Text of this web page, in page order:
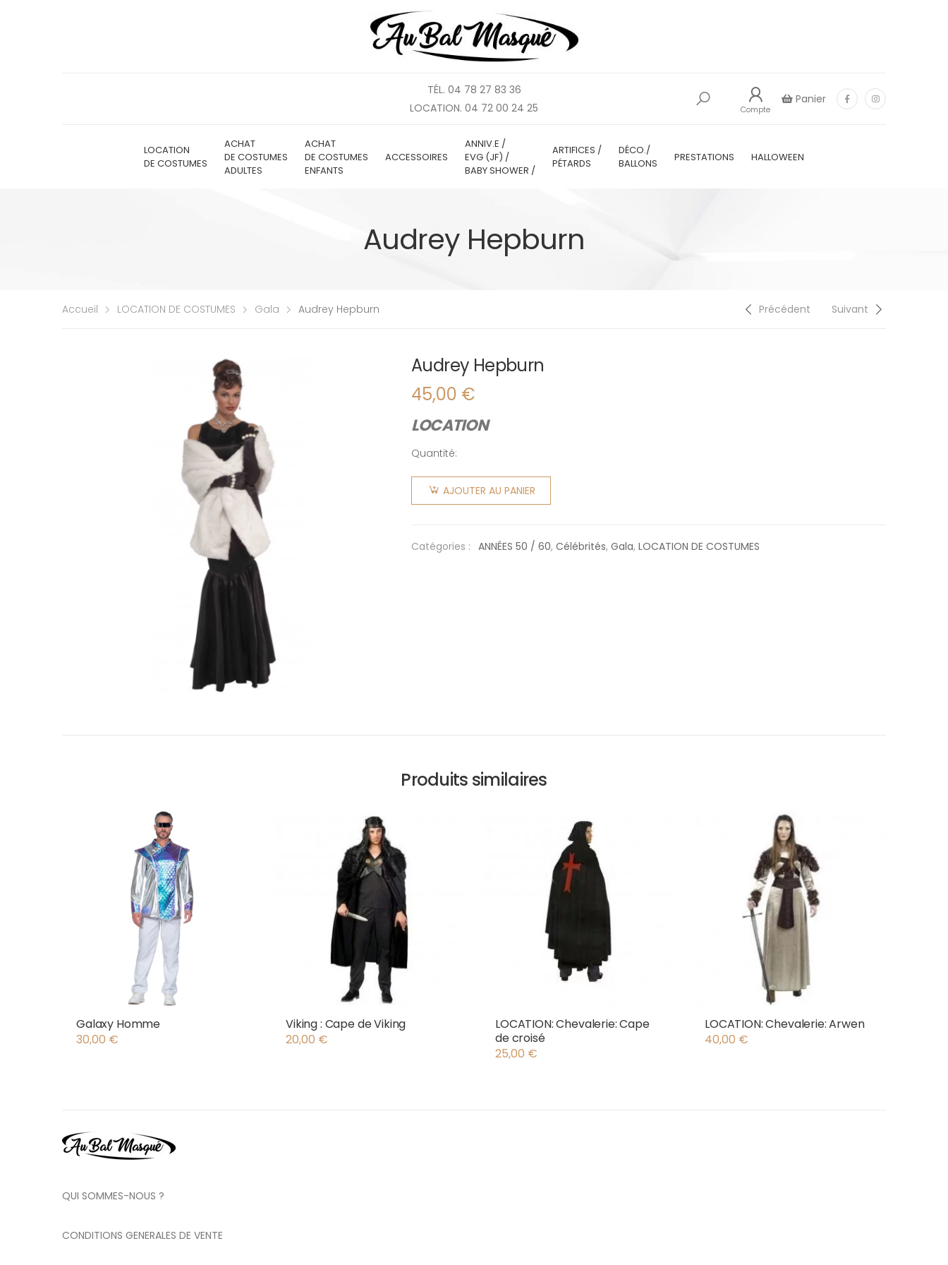
TÉL. 04 78 27 83 36
LOCATION. 04 72 00 24 25
Compte
Panier
LOCATION
DE COSTUMES
ACHAT
DE COSTUMES
ADULTES
ACHAT
DE COSTUMES
ENFANTS
ACCESSOIRES
ANNIV.E /
EVG (JF) /
BABY SHOWER /
ARTIFICES /
PÉTARDS
DÉCO./
BALLONS
PRESTATIONS HALLOWEEN
Audrey Hepburn
Accueil LOCATION DE COSTUMES Gala Audrey Hepburn Précédent Suivant
Audrey Hepburn
45,00 €
LOCATION
Quantité:
quantité
de
Audrey
AJOUTER AU PANIER
Catégories : ANNÉES 50 / 60, Célébrités, Gala, LOCATION DE COSTUMES
Produits similaires
Galaxy Homme
30,00 €
Viking : Cape de Viking
20,00 €
LOCATION: Chevalerie: Cape
de croisé
25,00 €
LOCATION: Chevalerie: Arwen
40,00 €
QUI SOMMES-NOUS ?
CONDITIONS GENERALES DE VENTE